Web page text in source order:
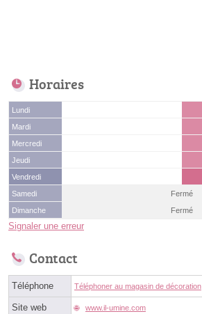
Horaires
Lundi
Mardi
Mercredi
Jeudi
Vendredi
Samedi
Fermé
Dimanche
Fermé
Signaler une erreur
Contact
Téléphone Téléphoner au magasin de décoration
Site web www.il-umine.com